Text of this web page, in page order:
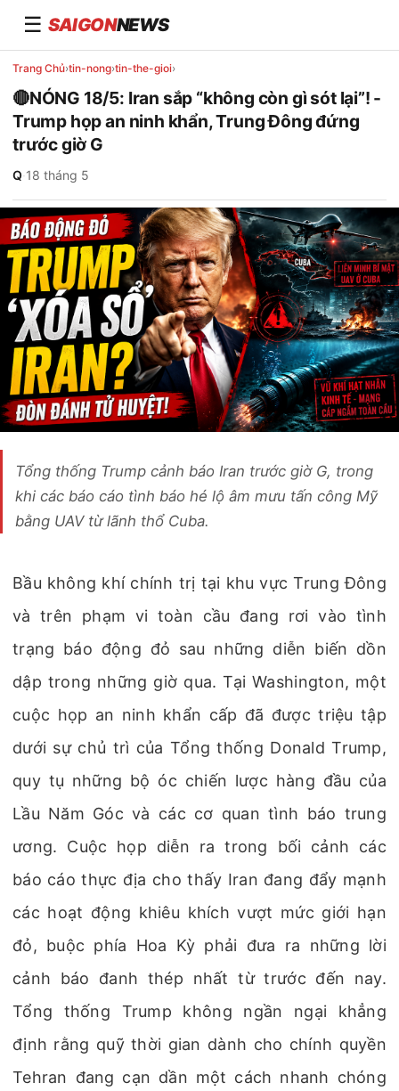
☰ SAIGONNEWS
Trang Chủ›tin-nong›tin-the-gioi›
🔴NÓNG 18/5: Iran sắp “không còn gì sót lại”! -
Trump họp an ninh khẩn, Trung Đông đứng
trước giờ G
Q·18 tháng 5
Tổng thống Trump cảnh báo Iran trước giờ G, trong
khi các báo cáo tình báo hé lộ âm mưu tấn công Mỹ
bằng UAV từ lãnh thổ Cuba.
Bầu không khí chính trị tại khu vực Trung Đông
và trên phạm vi toàn cầu đang rơi vào tình
trạng báo động đỏ sau những diễn biến dồn
dập trong những giờ qua. Tại Washington, một
cuộc họp an ninh khẩn cấp đã được triệu tập
dưới sự chủ trì của Tổng thống Donald Trump,
quy tụ những bộ óc chiến lược hàng đầu của
Lầu Năm Góc và các cơ quan tình báo trung
ương. Cuộc họp diễn ra trong bối cảnh các
báo cáo thực địa cho thấy Iran đang đẩy mạnh
các hoạt động khiêu khích vượt mức giới hạn
đỏ, buộc phía Hoa Kỳ phải đưa ra những lời
cảnh báo đanh thép nhất từ trước đến nay.
Tổng thống Trump không ngần ngại khẳng
định rằng quỹ thời gian dành cho chính quyền
Tehran đang cạn dần một cách nhanh chóng